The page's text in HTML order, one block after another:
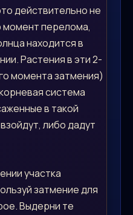
действительно не
момент перелома,
находится в
Растения в эти 2-
момента затмения)
система
в такой
либо дадут
участка
затмение для
Выдерни те